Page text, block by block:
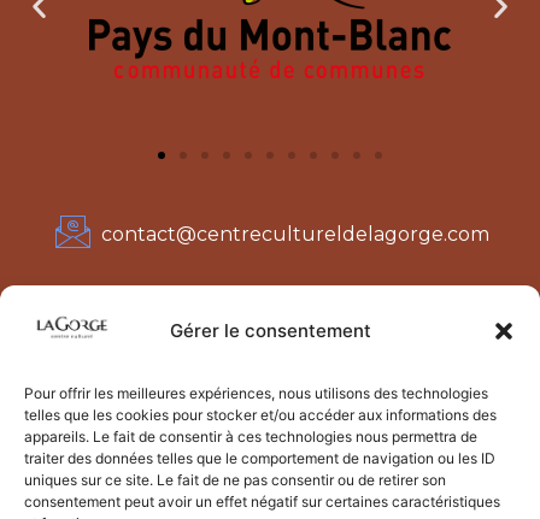
Gérer le consentement
Pour offrir les meilleures expériences, nous utilisons des technologies
telles que les cookies pour stocker et/ou accéder aux informations des
appareils. Le fait de consentir à ces technologies nous permettra de
traiter des données telles que le comportement de navigation ou les ID
uniques sur ce site. Le fait de ne pas consentir ou de retirer son
consentement peut avoir un effet négatif sur certaines caractéristiques
contact@centrecultureldelagorge.com
74170 Les Contamines-Montjoie